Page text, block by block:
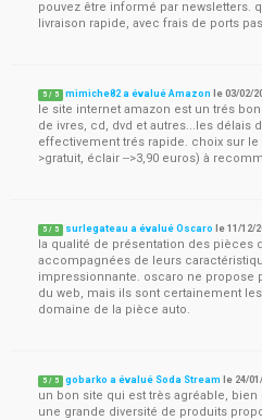
pouvez être informé par newsletters.
livraison rapide, avec frais de ports
5 / 5 mimiche82 a évalué Amazon le03/02/
le site internet amazon est un trés
de ivres, cd, dvd et autres...les délais
effectivement trés rapide. choix sur
>gratuit, éclair -->3,90 euros) à
5 / 5 surlegateau a évalué Oscaro le11/12/
la qualité de présentation des pièces
accompagnées de leurs
impressionnante. oscaro ne propose
du web, mais ils sont certainement
domaine de la pièce auto.
5 / 5 gobarko a évalué Soda Stream le 24/
un bon site qui est très agréable, bien
une grande diversité de produits